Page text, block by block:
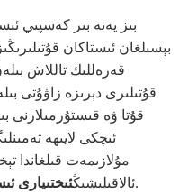
بىز يەنە بىر كەسپىي
بېسىلغان ئىستاكان
قەرەللىك تاللاش
قۇتىلىرى دېرىزە زاۋۇتى
قۇتا ۋە قىستۇرمىلارنى
ئىچكى لايىھە
مۇلازىمەت قىلغاندا
ئالاقىلىشىڭئىختىيارى تەلىپىڭىزگە ئاساسەن.